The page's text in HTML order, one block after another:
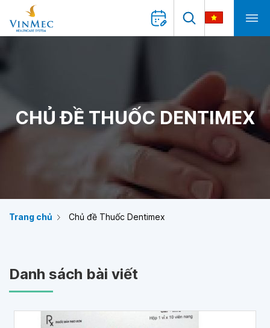
CHỦ ĐỀ THUỐC DENTIMEX
Trang chủ Chủ đề Thuốc Dentimex
Danh sách bài viết